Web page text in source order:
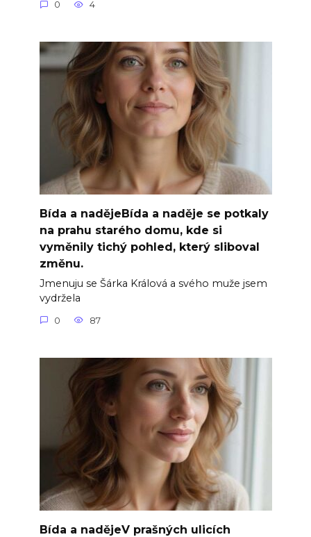
0 4
Bída a nadějeBída a naděje se potkaly
na prahu starého domu, kde si
vyměnily tichý pohled, který sliboval
změnu.
Jmenuju se Šárka Králová a svého muže jsem
vydržela
0 87
Bída a nadějeV prašných ulicích